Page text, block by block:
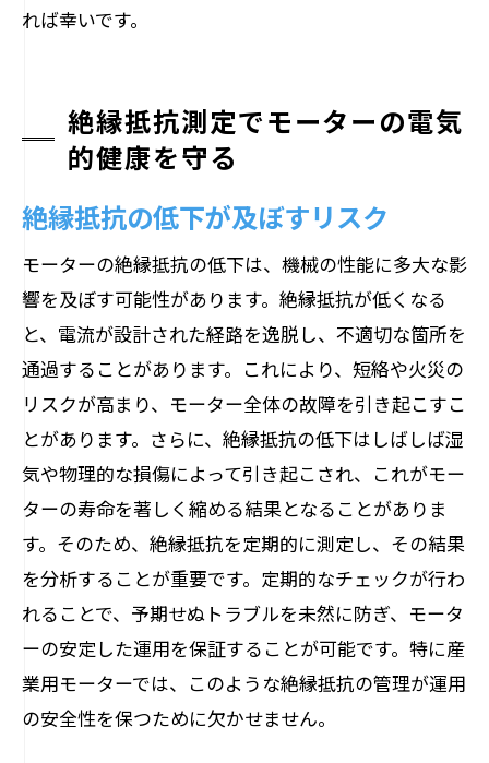
れば幸いです。
絶縁抵抗測定でモーターの電気
的健康を守る
絶縁抵抗の低下が及ぼすリスク
モーターの絶縁抵抗の低下は、機械の性能に多大な影
響を及ぼす可能性があります。絶縁抵抗が低くなる
と、電流が設計された経路を逸脱し、不適切な箇所を
通過することがあります。これにより、短絡や火災の
リスクが高まり、モーター全体の故障を引き起こすこ
とがあります。さらに、絶縁抵抗の低下はしばしば湿
気や物理的な損傷によって引き起こされ、これがモー
ターの寿命を著しく縮める結果となることがありま
す。そのため、絶縁抵抗を定期的に測定し、その結果
を分析することが重要です。定期的なチェックが行わ
れることで、予期せぬトラブルを未然に防ぎ、モータ
ーの安定した運用を保証することが可能です。特に産
業用モーターでは、このような絶縁抵抗の管理が運用
の安全性を保つために欠かせません。